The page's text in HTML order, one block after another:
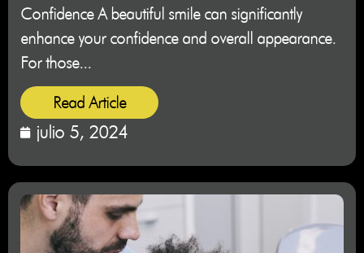
Confidence A beautiful smile can significantly
enhance your confidence and overall appearance.
For those...
Read Article
julio 5, 2024